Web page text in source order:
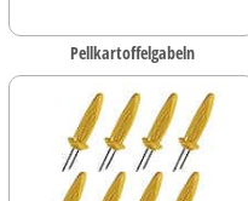
Pellkartoffelgabeln